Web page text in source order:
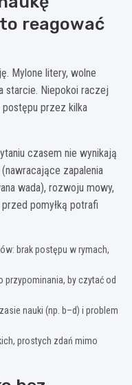
reagować
Mylone litery, wolne
starcie. Niepokoi raczej
przez kilka
czasem nie wynikają
zapalenia
wada), rozwoju mowy,
pomyłką potrafi
brak postępu w rymach,
by czytać od
nauki (np. b–d) i problem
prostych zdań mimo